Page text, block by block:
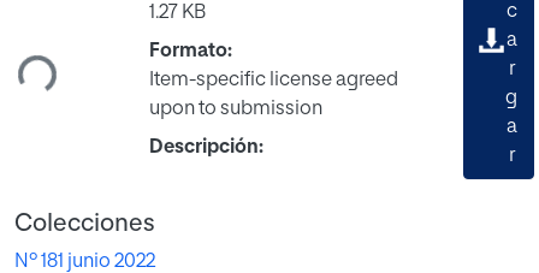
1.27 KB
Formato:
Item-specific license agreed
upon to submission
Descripción:
c
a
r
g
a
r
Colecciones
Nº 181 junio 2022